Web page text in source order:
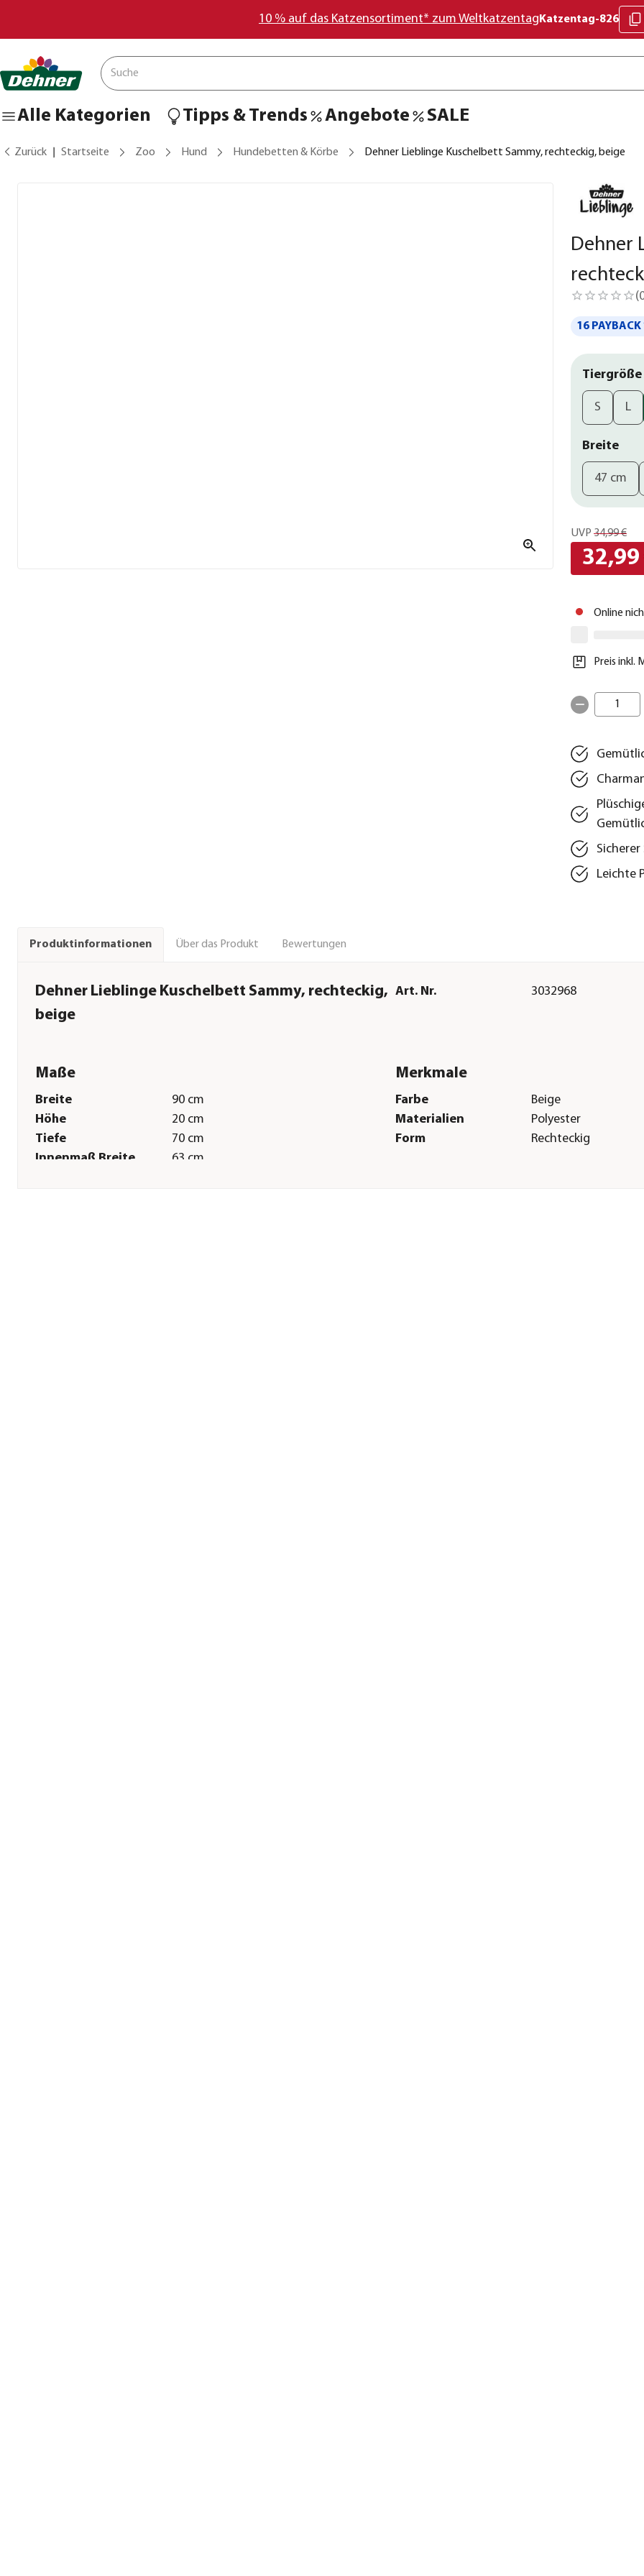
10 % auf das Katzensortiment* zum Weltkatzentag Katzentag-826
Alle Kategorien Tipps & Trends Angebote SALE
Zurück Startseite Zoo Hund Hundebetten & Körbe Dehner Lieblinge Kuschelbett Sammy, rechteckig, beige
Dehner
(
16
Tiergröße
S L
Breite
47 cm
UVP 34,99 €
32,99
Online
Preis inkl.
1
Leichte
Produktinformationen Über das Produkt Bewertungen
Dehner Lieblinge Kuschelbett Sammy, rechteckig,
beige
Art. Nr. 3032968
Maße
Breite
90 cm
Höhe
20 cm
Tiefe
70 cm
Innenmaß Breite
63 cm
Merkmale
Farbe
Beige
Materialien
Polyester
Form
Rechteckig